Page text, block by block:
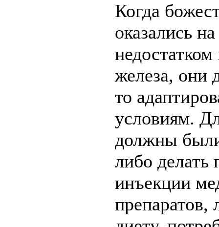
Когда
оказались
железа, они
то
условиям.
должны
либо делать
инъекции
препаратов,